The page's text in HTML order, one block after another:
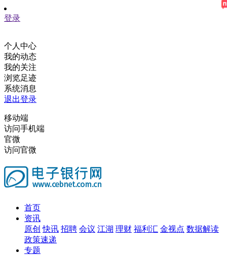
登录
个人中心
我的动态
我的关注
浏览足迹
系统消息
退出登录
移动端
访问手机端
官微
访问官微
首页
资讯
原创 快讯 招聘 会议 江湖 理财 福利汇 金视点 数据解读
政策速递
专题